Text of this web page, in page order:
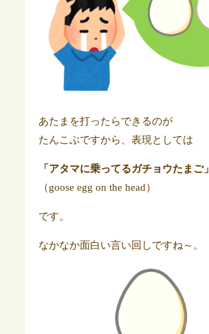
あたまを打ったらできるのが
たんこぶですから、表現としては
「アタマに乗ってるガチョウたまご」
（goose egg on the head）
です。
なかなか面白い言い回しですね～。